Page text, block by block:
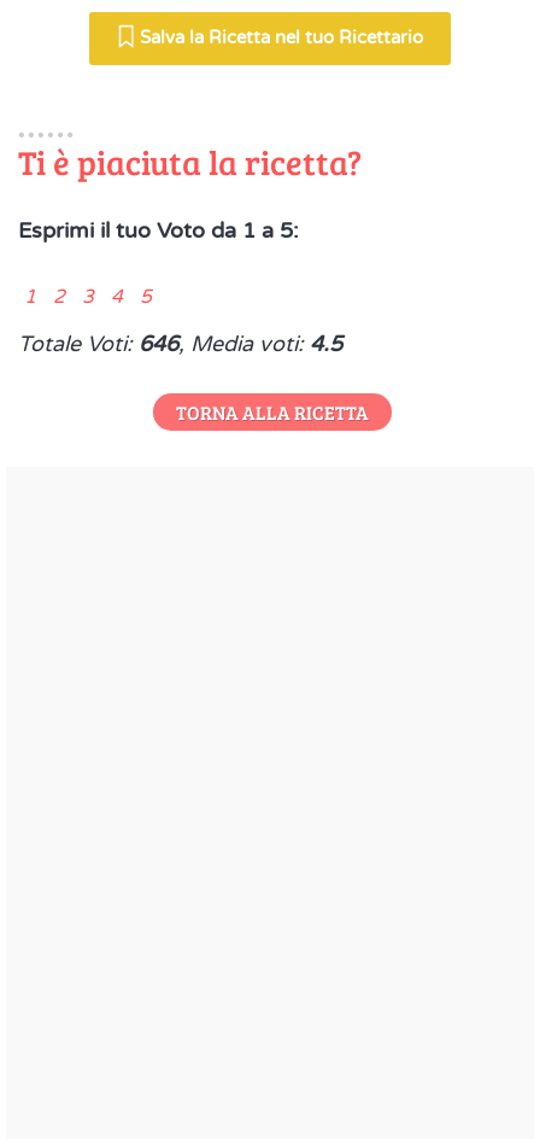
Salva la Ricetta nel tuo Ricettario
Ti è piaciuta la ricetta?
Esprimi il tuo Voto da 1 a 5:
1 2 3 4 5
Totale Voti: 646, Media voti: 4.5
TORNA ALLA RICETTA